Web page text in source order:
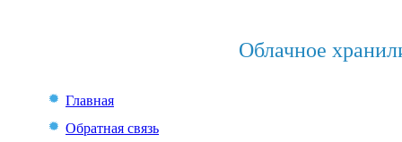
Облачное
Главная
Обратная связь